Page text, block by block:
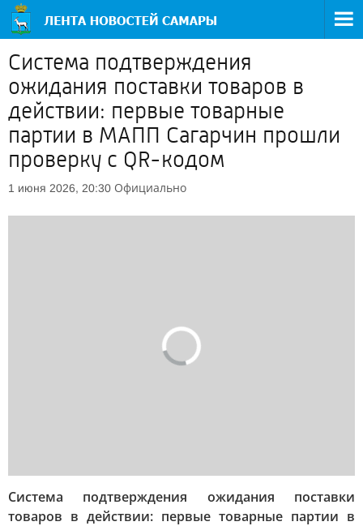
Система подтверждения
ожидания поставки товаров в
действии: первые товарные
партии в МАПП Сагарчин прошли
проверку с QR-кодом
1 июня 2026, 20:30 Официально
Система подтверждения ожидания поставки
товаров в действии: первые товарные партии в